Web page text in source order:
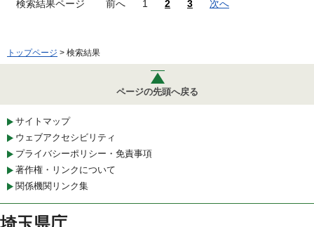
検索結果ページ 前へ 1 2 3 次へ
トップページ > 検索結果
ページの先頭へ戻る
サイトマップ
ウェブアクセシビリティ
プライバシーポリシー・免責事項
著作権・リンクについて
関係機関リンク集